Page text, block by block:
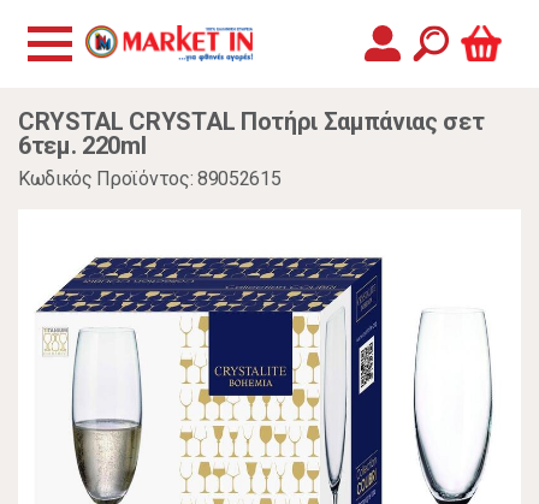
CRYSTAL CRYSTAL Ποτήρι Σαμπάνιας σετ
6τεμ. 220ml
Κωδικός Προϊόντος: 89052615